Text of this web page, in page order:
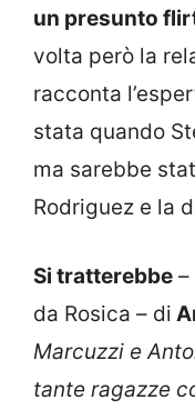
un presunto
volta però la
racconta
stata quando
ma sarebbe
Rodriguez e la
Si tratterebbe
da Rosica – di
Marcuzzi e
tante ragazze